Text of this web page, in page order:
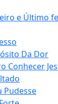
e Último
Da Dor
Conhecer
Pudesse